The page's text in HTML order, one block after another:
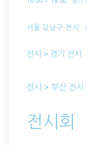
서울 강남구 전시
전시 > 경기 전시
전시 > 부산 전시
전시회